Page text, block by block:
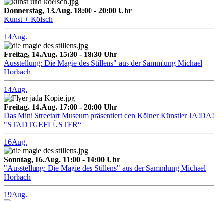
Donnerstag, 13.Aug. 18:00 - 20:00 Uhr
Kunst + Kölsch
14Aug.
Freitag, 14.Aug. 15:30 - 18:30 Uhr
Ausstellung: Die Magie des Stillens" aus der Sammlung Michael
Horbach
14Aug.
Freitag, 14.Aug. 17:00 - 20:00 Uhr
Das Mini Streetart Museum präsentiert den Kölner Künstler JA!DA!
"STADTGEFLÜSTER“
16Aug.
Sonntag, 16.Aug. 11:00 - 14:00 Uhr
"Ausstellung: Die Magie des Stillens" aus der Sammlung Michael
Horbach
19Aug.